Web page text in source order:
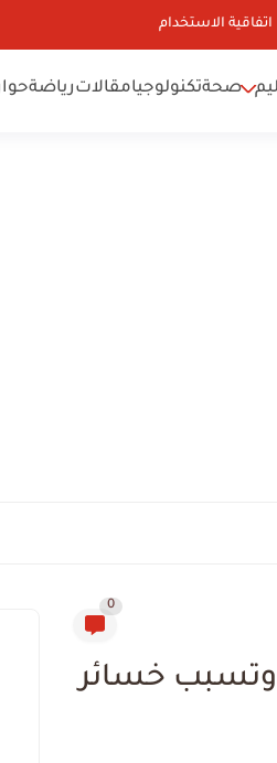
اتفاقية الاستخدام
صحةتكنولوجيامقالاترياضة
0
وتسبب خسائر